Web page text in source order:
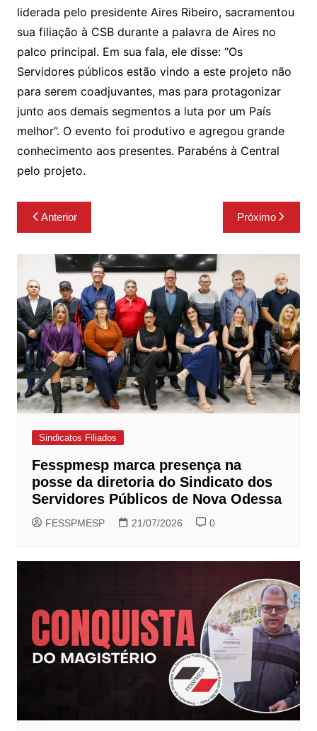
liderada pelo presidente Aires Ribeiro, sacramentou
sua filiação à CSB durante a palavra de Aires no
palco principal. Em sua fala, ele disse: “Os
Servidores públicos estão vindo a este projeto não
para serem coadjuvantes, mas para protagonizar
junto aos demais segmentos a luta por um País
melhor”. O evento foi produtivo e agregou grande
conhecimento aos presentes. Parabéns à Central
pelo projeto.
Navegação
de
Post
Anterior Próximo
Sindicatos Filiados
Fesspmesp marca presença na
posse da diretoria do Sindicato dos
Servidores Públicos de Nova Odessa
FESSPMESP 21/07/2026 0